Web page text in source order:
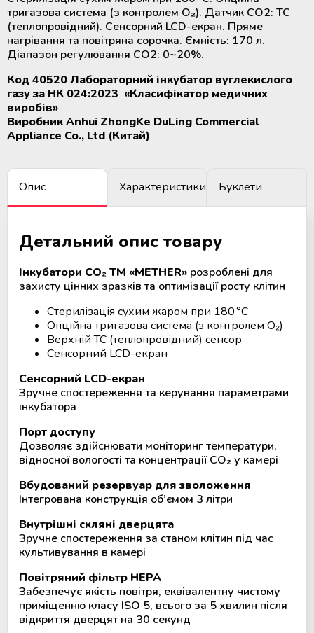
крові
Розморожувачі плазми крові та
стовбурових клітин
ТермоСумки для транспортування
компонентів крові
Апарати для автоматичного
Мобільний пункт забору крові
(Донорський автобус)
Додаткові матеріали для
холодильного обладнання
тригазова система (з контролем O₂). Датчик CO2: TC
(теплопровідний). Сенсорний LCD-екран. Пряме
нагрівання та повітряна сорочка. Ємність: 170 л.
Діапазон регулювання CO2: 0~20%.
Код 40520 Лабораторний інкубатор вуглекислого
газу за НК 024:2023 «Класифікатор медичних
виробів»
Виробник Anhui ZhongKe DuLing Commercial
Appliance Co., Ltd (Китай)
Опис Характеристики Буклети
Детальний опис товару
Інкубатори CO₂ТМ «METHER» розроблені для
захисту цінних зразків та оптимізації росту клітин
Стерилізація сухим жаром при 180 °C
Опційна тригазова система (з контролем O₂)
Верхній TC (теплопровідний) сенсор
Сенсорний LCD-екран
Сенсорний LCD-екран
Зручне спостереження та керування параметрами
інкубатора
Порт доступу
Дозволяє здійснювати моніторинг температури,
відносної вологості та концентрації CO₂ у камері
Вбудований резервуар для зволоження
Інтегрована конструкція об’ємом 3 літри
Внутрішні скляні дверцята
Зручне спостереження за станом клітин під час
культивування в камері
Повітряний фільтр HEPA
Забезпечує якість повітря, еквівалентну чистому
приміщенню класу ISO 5, всього за 5 хвилин після
відкриття дверцят на 30 секунд